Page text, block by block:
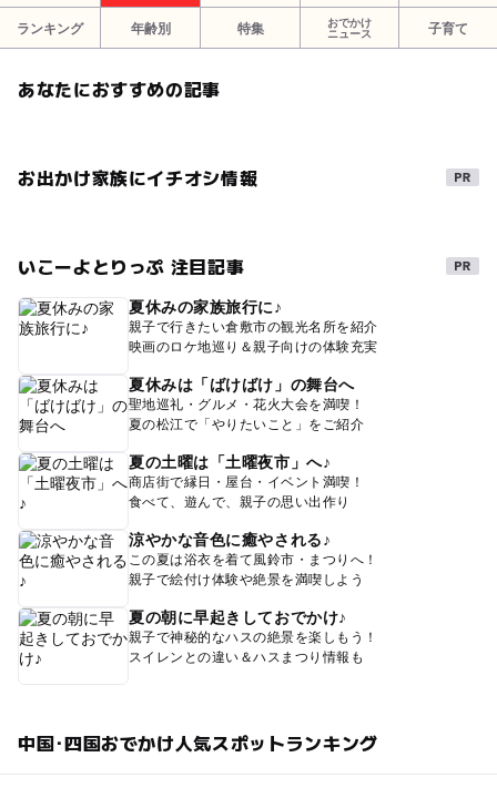
ランキング 年齢別 特集
おでかけ
ニュース
子育て
あなたにおすすめの記事
お出かけ家族にイチオシ情報
いこーよとりっぷ 注目記事
夏休みの家族旅行に♪
親子で行きたい倉敷市の観光名所を紹介
映画のロケ地巡り＆親子向けの体験充実
夏休みは「ばけばけ」の舞台へ
聖地巡礼・グルメ・花火大会を満喫！
夏の松江で「やりたいこと」をご紹介
夏の土曜は「土曜夜市」へ♪
商店街で縁日・屋台・イベント満喫！
食べて、遊んで、親子の思い出作り
涼やかな音色に癒やされる♪
この夏は浴衣を着て風鈴市・まつりへ！
親子で絵付け体験や絶景を満喫しよう
夏の朝に早起きしておでかけ♪
親子で神秘的なハスの絶景を楽しもう！
スイレンとの違い＆ハスまつり情報も
中国･四国おでかけ人気スポットランキング